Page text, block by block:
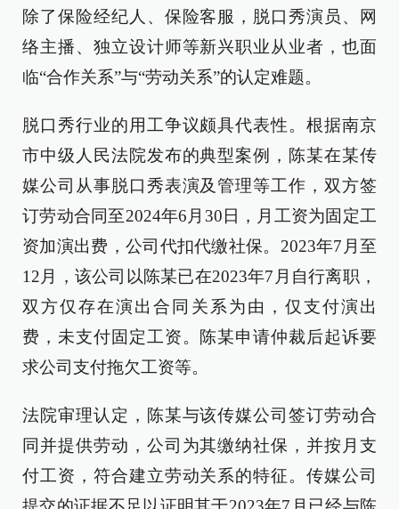
除了保险经纪人、保险客服，脱口秀演员、网
络主播、独立设计师等新兴职业从业者，也面
临“合作关系”与“劳动关系”的认定难题。
脱口秀行业的用工争议颇具代表性。根据南京
市中级人民法院发布的典型案例，陈某在某传
媒公司从事脱口秀表演及管理等工作，双方签
订劳动合同至2024年6月30日，月工资为固定工
资加演出费，公司代扣代缴社保。2023年7月至
12月，该公司以陈某已在2023年7月自行离职，
双方仅存在演出合同关系为由，仅支付演出
费，未支付固定工资。陈某申请仲裁后起诉要
求公司支付拖欠工资等。
法院审理认定，陈某与该传媒公司签订劳动合
同并提供劳动，公司为其缴纳社保，并按月支
付工资，符合建立劳动关系的特征。传媒公司